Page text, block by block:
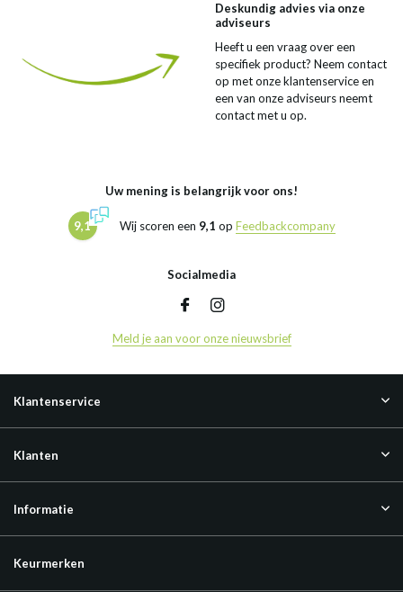
Deskundig advies via onze
adviseurs
Heeft u een vraag over een
specifiek product? Neem contact
op met onze klantenservice en
een van onze adviseurs neemt
contact met u op.
Uw mening is belangrijk voor ons!
9,1 Wij scoren een 9,1 op Feedbackcompany
Socialmedia
Meld je aan voor onze nieuwsbrief
Klantenservice
Klanten
Informatie
Keurmerken